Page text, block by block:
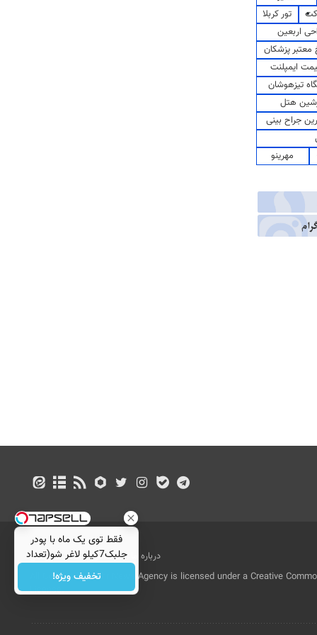
تور کربلا
اربعین
پزشکان
ایمپلنت
تیزهوشان
هتل
جراح بینی
مهرینو
درباره ما تماس با ما
بازرگانی
All Content by Mehr News Agency is licensed under a Creative
License.
فقط توی یک ماه با پودر
جلبک7کیلو لاغر شو(تعداد
محدود)
تخفیف ویژه!